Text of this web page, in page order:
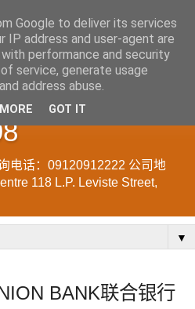
移民公司
咨询微信/
电话：09120912222 公司地
118 L.P. Leviste Street,
▼
BANK联合银行
Google to deliver its services
IP address and user-agent are
performance and security
service, generate usage
address abuse.
GOT IT